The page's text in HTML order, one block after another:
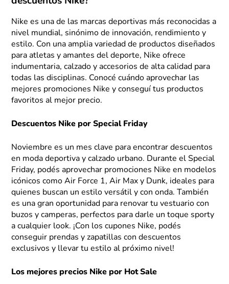
Nike es una de las marcas deportivas más reconocidas a
nivel mundial, sinónimo de innovación, rendimiento y
estilo. Con una amplia variedad de productos diseñados
para atletas y amantes del deporte, Nike ofrece
indumentaria, calzado y accesorios de alta calidad para
todas las disciplinas. Conocé cuándo aprovechar las
mejores promociones Nike y conseguí tus productos
favoritos al mejor precio.
Descuentos Nike por Special Friday
Noviembre es un mes clave para encontrar descuentos
en moda deportiva y calzado urbano. Durante el Special
Friday, podés aprovechar promociones Nike en modelos
icónicos como Air Force 1, Air Max y Dunk, ideales para
quienes buscan un estilo versátil y con onda. También
es una gran oportunidad para renovar tu vestuario con
buzos y camperas, perfectos para darle un toque sporty
a cualquier look. ¡Con los cupones Nike, podés
conseguir prendas y zapatillas con descuentos
exclusivos y llevar tu estilo al próximo nivel!
Los mejores precios Nike por Hot Sale